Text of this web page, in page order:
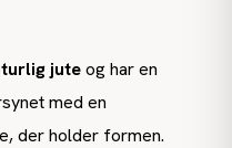
juteog har en
med en
der holder formen.